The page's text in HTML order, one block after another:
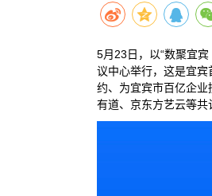
5月23日，以“数聚宜
议中心举行，这是宜
约、为宜宾市百亿企
有道、京东方艺云等共